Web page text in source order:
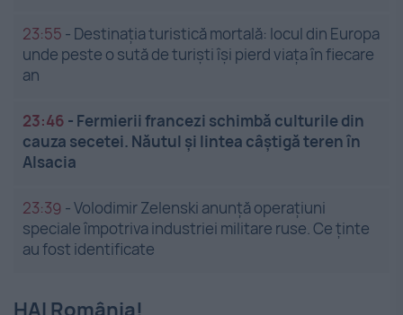
23:55 - Destinația turistică mortală: locul din Europa
unde peste o sută de turiști își pierd viața în fiecare
an
23:46 - Fermierii francezi schimbă culturile din
cauza secetei. Năutul și lintea câștigă teren în
Alsacia
23:39 -Volodimir Zelenski anunță operațiuni
speciale împotriva industriei militare ruse. Ce ținte
au fost identificate